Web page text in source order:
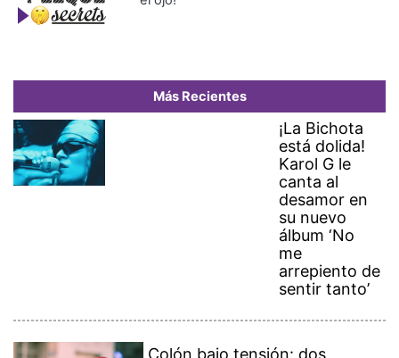
Más Recientes
¡La Bichota
está dolida!
Karol G le
canta al
desamor en
su nuevo
álbum ‘No
me
arrepiento de
sentir tanto’